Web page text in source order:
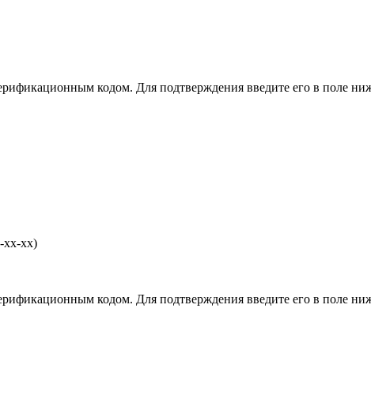
кодом. Для подтверждения введите его в поле
хх-хх)
кодом. Для подтверждения введите его в поле